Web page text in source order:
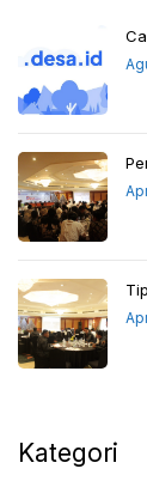
Kategori